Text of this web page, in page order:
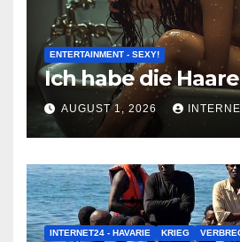
ENTERTAINMENT - SEXY!
Ich habe die
AUGUST 1, 2026
INTERNET24 - HAVARIE KRIEG